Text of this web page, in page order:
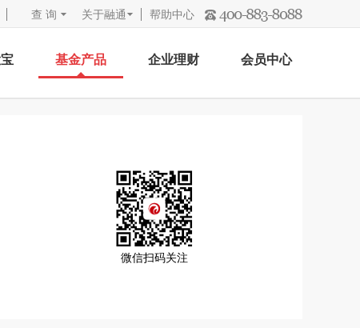
查 询 关于融通 帮助中心
基金产品 企业理财 会员中心
微信扫码关注